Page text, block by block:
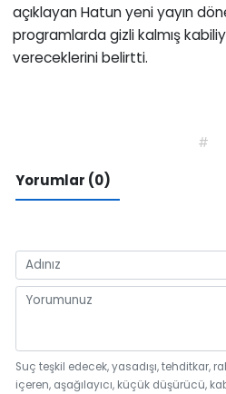
açıklayan Hatun yeni yayın
programlarda gizli kalmış
vereceklerini belirtti.
#
Yorumlar (0)
Suç teşkil edecek, yasadışı, tehditkar,
içeren, aşağılayıcı, küçük düşürücü,